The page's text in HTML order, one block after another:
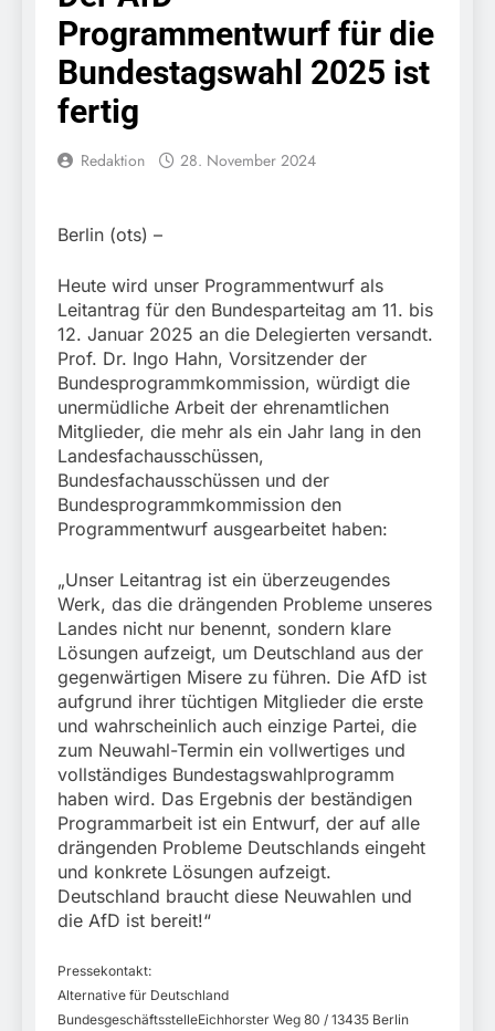
Euro Sozialleistungen
Ermittlungen der
Finanzkontrolle
Schwarzarbeit führen zu
Betrugs
Bundespolizeidirektion
München: Europaweit
gesuchtes Mitglied einer
europäischen
6. August 2026
Einsatzmaßnahmen der
5. August 2026
wegen gefährlichen
Eingriffs in den
Bahnverkehr
München: Couragierte
Zeugen halten
Tatverdächtigen fest /
Mann nach Gleissturz
verletzt
5. August 2026
FW-M: Brand in
stillgelegtem
Bahngebäude
(Sendling)
5. August 2026
HZA-R: Zoll deckt auf:
Mehr als 17.000
Zigaretten in Fahrzeug
und Anhänger versteckt
Kontrolle in Waidhaus
führt zur Sicherstellung
unversteuerter Zigaretten
Steuerstrafverfahrens
4. August 2026
Bundespolizeidirektion
München: Mit dem
Kraftfahrzeug über die
Grenze
stellt Auto sicher
3. August 2026
Programmentwurf für die
Bundestagswahl 2025 ist
fertig
Redaktion 28. November 2024
Berlin (ots) –
Heute wird unser Programmentwurf als
Leitantrag für den Bundesparteitag am 11. bis
12. Januar 2025 an die Delegierten versandt.
Prof. Dr. Ingo Hahn, Vorsitzender der
Bundesprogrammkommission, würdigt die
unermüdliche Arbeit der ehrenamtlichen
Mitglieder, die mehr als ein Jahr lang in den
Landesfachausschüssen,
Bundesfachausschüssen und der
Bundesprogrammkommission den
Programmentwurf ausgearbeitet haben:
„Unser Leitantrag ist ein überzeugendes
Werk, das die drängenden Probleme unseres
Landes nicht nur benennt, sondern klare
Lösungen aufzeigt, um Deutschland aus der
gegenwärtigen Misere zu führen. Die AfD ist
aufgrund ihrer tüchtigen Mitglieder die erste
und wahrscheinlich auch einzige Partei, die
zum Neuwahl-Termin ein vollwertiges und
vollständiges Bundestagswahlprogramm
haben wird. Das Ergebnis der beständigen
Programmarbeit ist ein Entwurf, der auf alle
drängenden Probleme Deutschlands eingeht
und konkrete Lösungen aufzeigt.
Deutschland braucht diese Neuwahlen und
die AfD ist bereit!“
Pressekontakt:
Alternative für Deutschland
BundesgeschäftsstelleEichhorster Weg 80 / 13435 Berlin